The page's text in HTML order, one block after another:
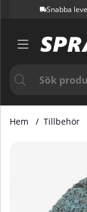
Snabba
Hem Tillbehör